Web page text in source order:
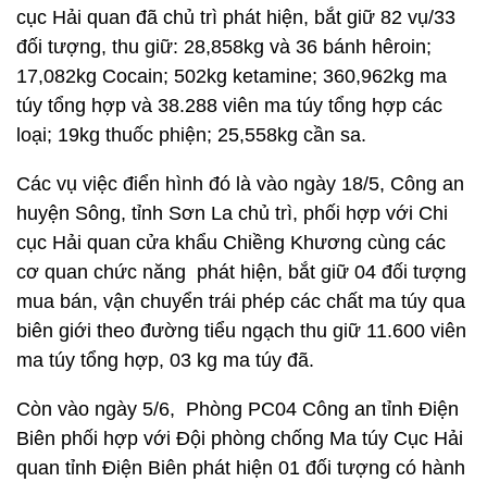
cục Hải quan đã chủ trì phát hiện, bắt giữ 82 vụ/33
đối tượng, thu giữ: 28,858kg và 36 bánh hêroin;
17,082kg Cocain; 502kg ketamine; 360,962kg ma
túy tổng hợp và 38.288 viên ma túy tổng hợp các
loại; 19kg thuốc phiện; 25,558kg cần sa.
Các vụ việc điển hình đó là vào ngày 18/5, Công an
huyện Sông, tỉnh Sơn La chủ trì, phối hợp với Chi
cục Hải quan cửa khẩu Chiềng Khương cùng các
cơ quan chức năng phát hiện, bắt giữ 04 đối tượng
mua bán, vận chuyển trái phép các chất ma túy qua
biên giới theo đường tiểu ngạch thu giữ 11.600 viên
ma túy tổng hợp, 03 kg ma túy đã.
Còn vào ngày 5/6, Phòng PC04 Công an tỉnh Điện
Biên phối hợp với Đội phòng chống Ma túy Cục Hải
quan tỉnh Điện Biên phát hiện 01 đối tượng có hành